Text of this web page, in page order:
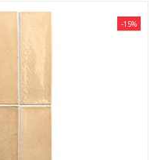
-15%